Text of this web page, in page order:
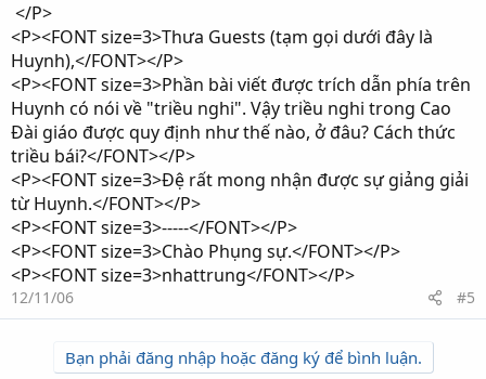
</P>
<P><FONT size=3>Thưa Guests (tạm gọi dưới đây là
Huynh),</FONT></P>
<P><FONT size=3>Phần bài viết được trích dẫn phía trên
Huynh có nói về "triều nghi". Vậy triều nghi trong Cao
Đài giáo được quy định như thế nào, ở đâu? Cách thức
triều bái?</FONT></P>
<P><FONT size=3>Đệ rất mong nhận được sự giảng giải
từ Huynh.</FONT></P>
<P><FONT size=3>-----</FONT></P>
<P><FONT size=3>Chào Phụng sự.</FONT></P>
<P><FONT size=3>nhattrung</FONT></P>
12/11/06 #5
Bạn phải đăng nhập hoặc đăng ký để bình luận.